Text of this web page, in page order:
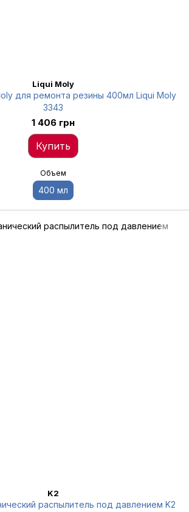
Liqui Moly
для ремонта резины 400мл Liqui Moly
3343
1 406 грн
Купить
Объем
400 мл
K2
распылитель под давлением K2